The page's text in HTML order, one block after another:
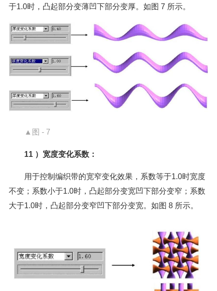
于1.0时，凸起部分变薄凹下部分变厚。如图 7 所示。
▲图 - 7
11 ）宽度变化系数：
用于控制编织带的宽窄变化效果，系数等于1.0时宽度
不变；系数小于1.0时，凸起部分变宽凹下部分变窄；系数
大于1.0时，凸起部分变窄凹下部分变宽。如图 8 所示。